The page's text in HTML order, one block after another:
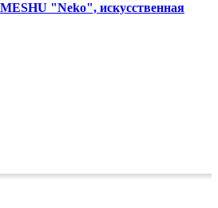
"Neko", искусственная